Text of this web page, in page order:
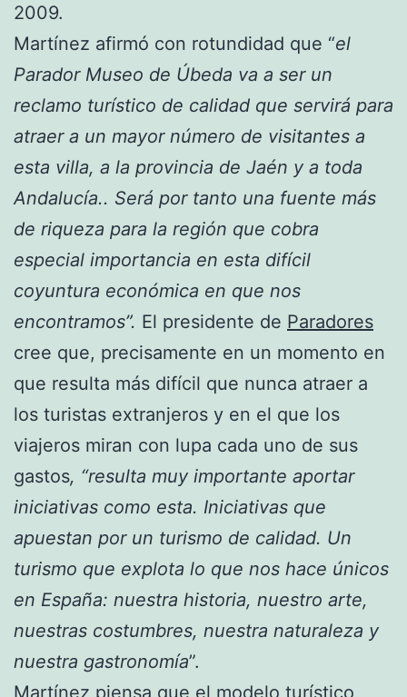
2009.
Martínez afirmó con rotundidad que “el
Parador Museo de Úbeda va a ser un
reclamo turístico de calidad que servirá para
atraer a un mayor número de visitantes a
esta villa, a la provincia de Jaén y a toda
Andalucía.. Será por tanto una fuente más
de riqueza para la región que cobra
especial importancia en esta difícil
coyuntura económica en que nos
encontramos”. El presidente de Paradores
cree que, precisamente en un momento en
que resulta más difícil que nunca atraer a
los turistas extranjeros y en el que los
viajeros miran con lupa cada uno de sus
gastos, “resulta muy importante aportar
iniciativas como esta. Iniciativas que
apuestan por un turismo de calidad. Un
turismo que explota lo que nos hace únicos
en España: nuestra historia, nuestro arte,
nuestras costumbres, nuestra naturaleza y
nuestra gastronomía”.
Martínez piensa que el modelo turístico